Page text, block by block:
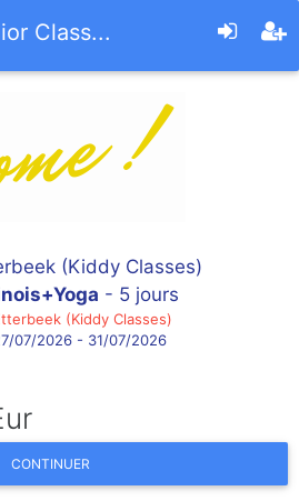
Class...
(Kiddy Classes)
- 5 jours
(Kiddy Classes)
07/2026 - 31/07/2026
CONTINUER